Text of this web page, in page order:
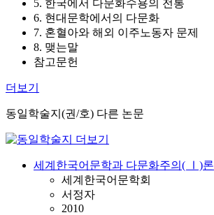
5. 한국에서 다문화수용의 전통
6. 현대문학에서의 다문화
7. 혼혈아와 해외 이주노동자 문제
8. 맺는말
참고문헌
더보기
동일학술지(권/호) 다른 논문
세계한국어문학과 다문화주의( Ⅰ)론
세계한국어문학회
서정자
2010